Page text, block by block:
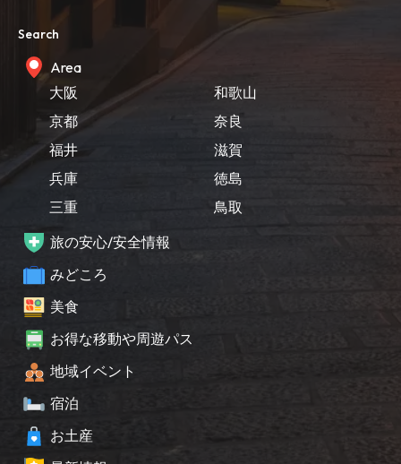
Search
Area
大阪
京都
福井
兵庫
三重
和歌山
奈良
滋賀
徳島
鳥取
旅の安心/安全情報
みどころ
美食
お得な移動や周遊パス
地域イベント
宿泊
お土産